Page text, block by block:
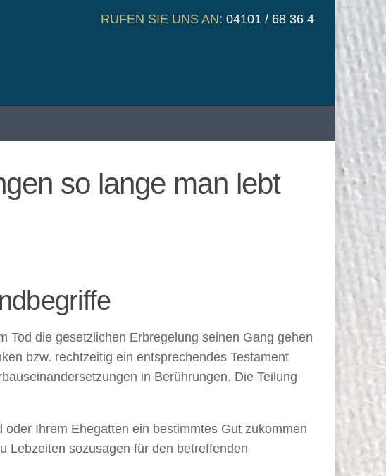
RUFEN SIE UNS AN: 04101 / 68 36 4
so lange man lebt
Tod die gesetzlichen Erbregelung seinen Gang gehen
bzw. rechtzeitig ein entsprechendes Testament
in Berührungen. Die Teilung
Ihrem Ehegatten ein bestimmtes Gut zukommen
Lebzeiten sozusagen für den betreffenden